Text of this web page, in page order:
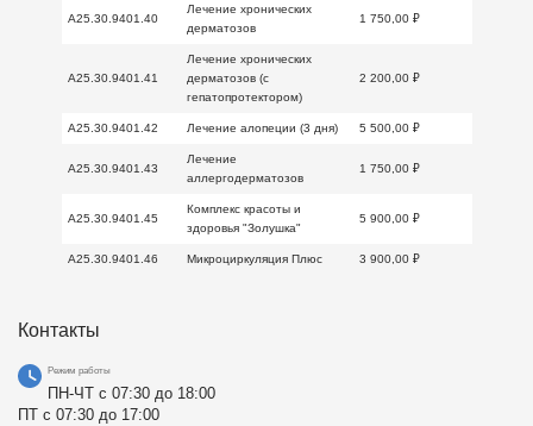
A25.30.9401.40
Лечение хронических
дерматозов
1 750,00 ₽
A25.30.9401.41
Лечение хронических
дерматозов (с
гепатопротектором)
2 200,00 ₽
A25.30.9401.42 Лечение алопеции (3 дня) 5 500,00 ₽
A25.30.9401.43
Лечение
аллергодерматозов
1 750,00 ₽
A25.30.9401.45
Комплекс красоты и
здоровья "Золушка"
5 900,00 ₽
A25.30.9401.46 Микроциркуляция Плюс 3 900,00 ₽
Контакты
Режим работы
ПН-ЧТ с 07:30 до 18:00
ПТ с 07:30 до 17:00